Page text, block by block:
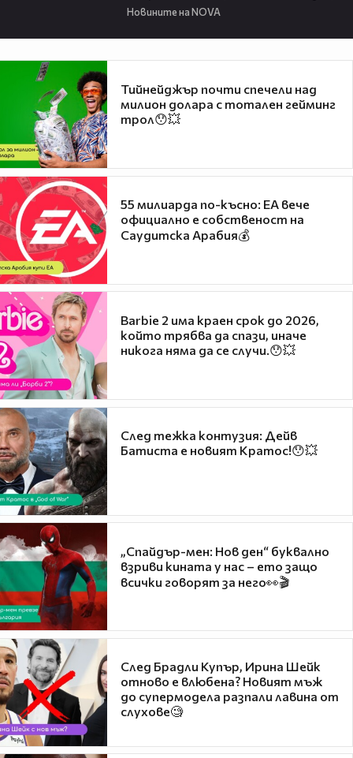
Новините на NOVA
Тийнейджър почти спечели над
милион долара с тотален гейминг
трол😯💥
55 милиарда по-късно: EA вече
официално е собственост на
Саудитска Арабия💰
Barbie 2 има краен срок до 2026,
който трябва да спази, иначе
никога няма да се случи.😯💥
След тежка контузия: Дейв
Батиста е новият Кратос!😯💥
„Спайдър-мен: Нов ден“ буквално
взриви кината у нас – ето защо
всички говорят за него👀🎬
След Брадли Купър, Ирина Шейк
отново е влюбена? Новият мъж
до супермодела разпали лавина от
слухове🧐